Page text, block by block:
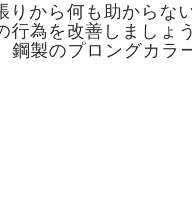
りから何も助からな
行為を改善しましょ
鋼製のプロングカラ